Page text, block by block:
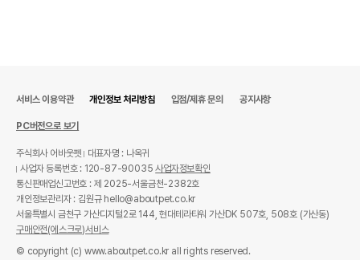
서비스 이용약관 개인정보 처리방침 입점/제휴 문의 공지사항
PC버전으로 보기
주식회사 어바웃펫
대표자명 : 나옥귀
사업자 등록번호 : 120-87-90035사업자정보확인
통신판매업신고번호 : 제 2025-서울금천-2382호
개인정보관리자 : 김원규 hello@aboutpet.co.kr
서울특별시 금천구 가산디지털2로 144, 현대테라타워 가산DK 507호, 508호 (가산동)
구매안전(에스크로)서비스
© copyright (c) www.aboutpet.co.kr all rights reserved.